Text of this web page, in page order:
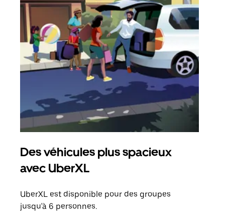
Des véhicules plus spacieux
avec UberXL
UberXL est disponible pour des groupes
jusqu'à 6 personnes.